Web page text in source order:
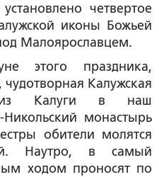
четвертое
иконы Божьей
Малоярославцем.
этого праздника,
Калужская
из Калуги в наш
Никольский монастырь
обители молятся
Наутро, в самый
ходом проносят по